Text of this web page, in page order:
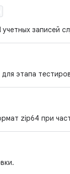
записей
этапа
zip64 при